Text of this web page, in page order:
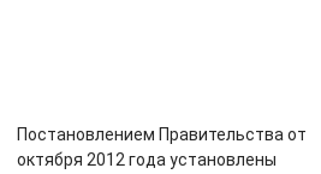
Постановлением Правительства от
октября 2012 года установлены